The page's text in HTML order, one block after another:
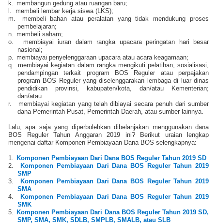
k.
membangun gedung atau ruangan baru;
membeli lembar kerja siswa (LKS);
m.
membeli bahan atau peralatan yang tidak mendukung proses
pembelajaran;
n.
membeli saham;
o.
membiayai iuran dalam rangka upacara peringatan hari besar
nasional;
p.
membiayai penyelenggaraan upacara atau acara keagamaan;
q.
membiayai kegiatan dalam rangka mengikuti pelatihan, sosialisasi,
pendampingan terkait program BOS Reguler atau perpajakan
program BOS Reguler yang diselenggarakan lembaga di luar dinas
pendidikan provinsi, kabupaten/kota, dan/atau Kementerian;
dan/atau
r.
membiayai kegiatan yang telah dibiayai secara penuh dari sumber
dana Pemerintah Pusat, Pemerintah Daerah, atau sumber lainnya.
Lalu, apa saja yang diperbolehkan dibelanjakan menggunakan dana
BOS Reguler Tahun Anggaran 2019 ini? Berikut uraian lengkap
mengenai daftar Komponen Pembiayaan Dana BOS selengkapnya:
1.
Komponen Pembiayaan Dari Dana BOS Reguler Tahun 2019 SD
2.
Komponen Pembiayaan Dari Dana BOS Reguler Tahun 2019
SMP
3.
Komponen Pembiayaan Dari Dana BOS Reguler Tahun 2019
SMA
4.
Komponen Pembiayaan Dari Dana BOS Reguler Tahun 2019
SMK
5.
Komponen Pembiayaan Dari Dana BOS Reguler Tahun 2019 SD,
SMP, SMA, SMK, SDLB, SMPLB, SMALB, atau SLB